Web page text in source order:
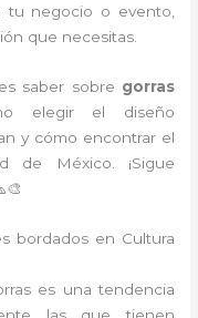
tu negocio o evento,
que necesitas.
saber sobre gorras
elegir el diseño
y cómo encontrar el
de México. ¡Sigue
bordados en Cultura
es una tendencia